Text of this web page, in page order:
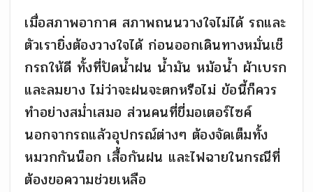
เมื่อสภาพอากาศ สภาพถนนวางใจไม่ได้ รถและ
ตัวเรายิ่งต้องวางใจได้ ก่อนออกเดินทางหมั่นเช็
กรถให้ดี ทั้งที่ปัดน้ำฝน น้ำมัน หม้อน้ำ ผ้าเบรก
และลมยาง ไม่ว่าจะฝนจะตกหรือไม่ ข้อนี้ก็ควร
ทำอย่างสม่ำเสมอ ส่วนคนที่ขี่มอเตอร์ไซค์
นอกจากรถแล้วอุปกรณ์ต่างๆ ต้องจัดเต็มทั้ง
หมวกกันน็อก เสื้อกันฝน และไฟฉายในกรณีที่
ต้องขอความช่วยเหลือ